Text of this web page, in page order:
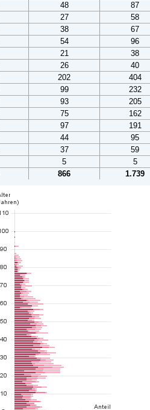
48
87
27
58
38
67
54
96
21
38
26
40
202
404
99
232
93
205
75
162
97
191
44
95
37
59
5
5
866 1.739